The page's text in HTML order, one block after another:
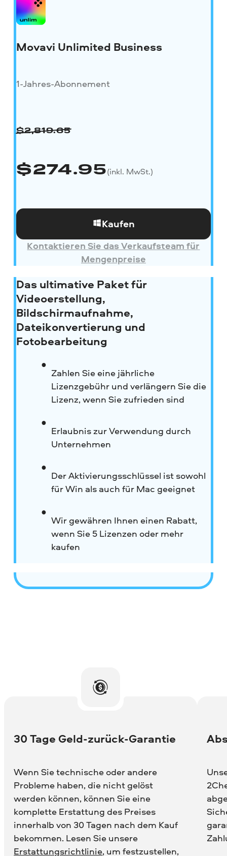
Movavi Unlimited Business
1-Jahres-Abonnement
$2,819.65
$274.95(inkl. MwSt.)
Kaufen
Kontaktieren Sie das Verkaufsteam für
Mengenpreise
Das ultimative Paket für
Videoerstellung,
Bildschirmaufnahme,
Dateikonvertierung und
Fotobearbeitung
Zahlen Sie eine jährliche
Lizenzgebühr und verlängern Sie die
Lizenz, wenn Sie zufrieden sind
Erlaubnis zur Verwendung durch
Unternehmen
Der Aktivierungsschlüssel ist sowohl
für Win als auch für Mac geeignet
Wir gewähren Ihnen einen Rabatt,
wenn Sie 5 Lizenzen oder mehr
kaufen
30 Tage Geld-zurück-Garantie
Wenn Sie technische oder andere
Probleme haben, die nicht gelöst
werden können, können Sie eine
komplette Erstattung des Preises
innerhalb von 30 Tagen nach dem Kauf
bekommen. Lesen Sie unsere
Erstattungsrichtlinie, um festzustellen,